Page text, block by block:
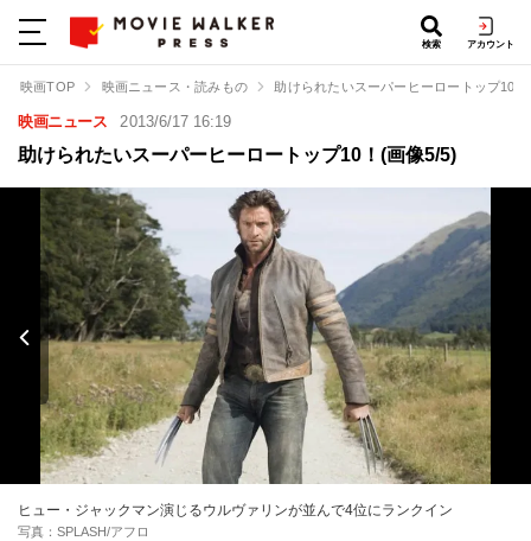
検索 アカウント
映画TOP 映画ニュース・読みもの 助けられたいスーパーヒーロートップ10！
映画ニュース 2013/6/17 16:19
助けられたいスーパーヒーロートップ10！(画像5/5)
ヒュー・ジャックマン演じるウルヴァリンが並んで4位にランクイン
写真：SPLASH/アフロ